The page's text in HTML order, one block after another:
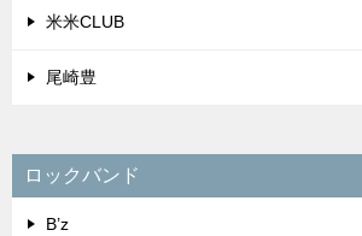
米米CLUB
尾崎豊
ロックバンド
B’z